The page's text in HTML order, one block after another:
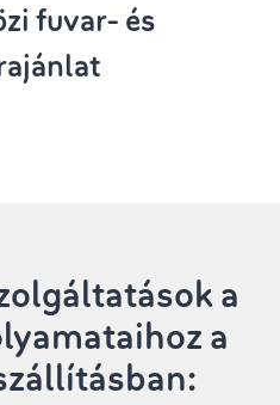
fuvar- és
a
a